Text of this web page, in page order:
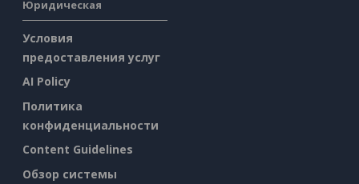
Юридическая
Условия
предоставления услуг
AI Policy
Политика
конфиденциальности
Content Guidelines
Обзор системы